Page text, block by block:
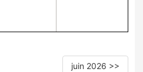
juin 2026 >>